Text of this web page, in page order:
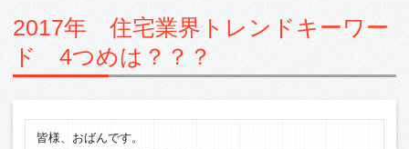
2017年 住宅業界トレンドキーワー
ド 4つめは？？？
皆様、おばんです。